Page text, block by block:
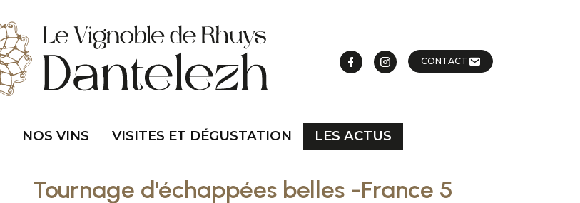
CONTACT
NOS VINS VISITES ET DÉGUSTATION LES ACTUS
Tournage d'échappées belles -France 5